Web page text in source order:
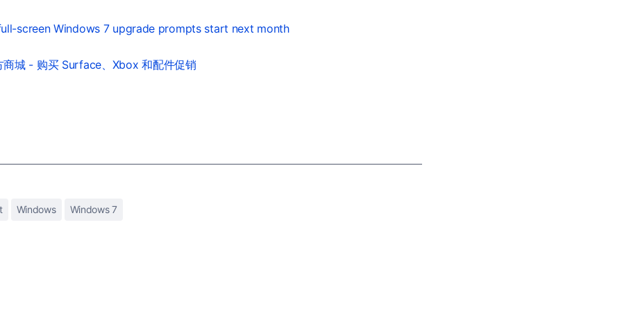
screen Windows 7 upgrade prompts start next month
商城 - 购买 Surface、Xbox 和配件促销
Windows Windows 7